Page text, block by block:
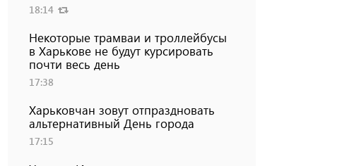
18:14
Некоторые трамваи и троллейбусы
в Харькове не будут курсировать
почти весь день
17:38
Харьковчан зовут отпраздновать
альтернативный День города
17:15